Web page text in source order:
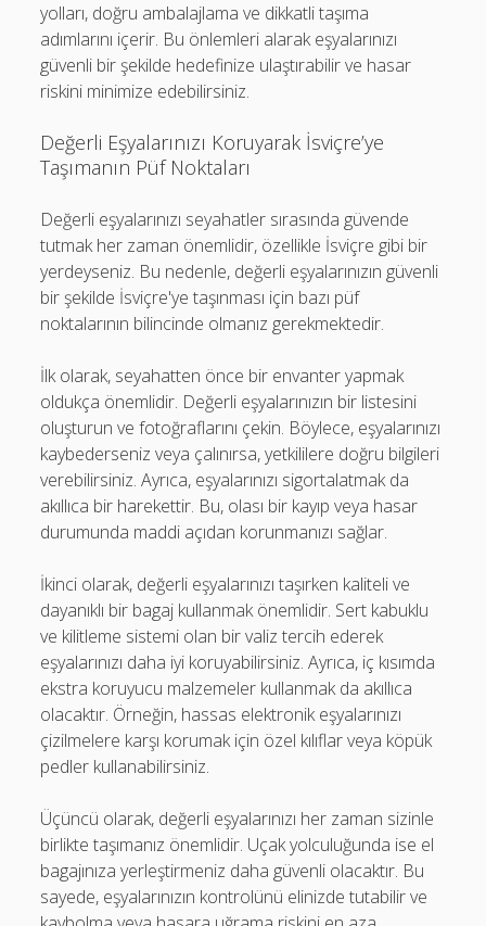
yolları, doğru ambalajlama ve dikkatli taşıma
adımlarını içerir. Bu önlemleri alarak eşyalarınızı
güvenli bir şekilde hedefinize ulaştırabilir ve hasar
riskini minimize edebilirsiniz.
Değerli Eşyalarınızı Koruyarak İsviçre’ye
Taşımanın Püf Noktaları
Değerli eşyalarınızı seyahatler sırasında güvende
tutmak her zaman önemlidir, özellikle İsviçre gibi bir
yerdeyseniz. Bu nedenle, değerli eşyalarınızın güvenli
bir şekilde İsviçre'ye taşınması için bazı püf
noktalarının bilincinde olmanız gerekmektedir.
İlk olarak, seyahatten önce bir envanter yapmak
oldukça önemlidir. Değerli eşyalarınızın bir listesini
oluşturun ve fotoğraflarını çekin. Böylece, eşyalarınızı
kaybederseniz veya çalınırsa, yetkililere doğru bilgileri
verebilirsiniz. Ayrıca, eşyalarınızı sigortalatmak da
akıllıca bir harekettir. Bu, olası bir kayıp veya hasar
durumunda maddi açıdan korunmanızı sağlar.
İkinci olarak, değerli eşyalarınızı taşırken kaliteli ve
dayanıklı bir bagaj kullanmak önemlidir. Sert kabuklu
ve kilitleme sistemi olan bir valiz tercih ederek
eşyalarınızı daha iyi koruyabilirsiniz. Ayrıca, iç kısımda
ekstra koruyucu malzemeler kullanmak da akıllıca
olacaktır. Örneğin, hassas elektronik eşyalarınızı
çizilmelere karşı korumak için özel kılıflar veya köpük
pedler kullanabilirsiniz.
Üçüncü olarak, değerli eşyalarınızı her zaman sizinle
birlikte taşımanız önemlidir. Uçak yolculuğunda ise el
bagajınıza yerleştirmeniz daha güvenli olacaktır. Bu
sayede, eşyalarınızın kontrolünü elinizde tutabilir ve